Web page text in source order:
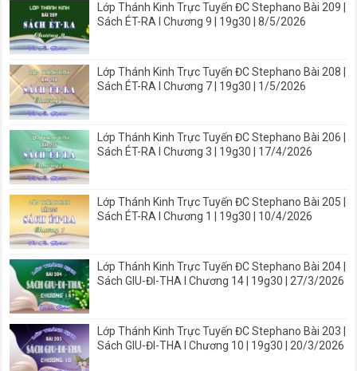
Lớp Thánh Kinh Trực Tuyến ĐC Stephano Bài 209 |
Sách ÉT-RA I Chương 9 | 19g30 | 8/5/2026
Lớp Thánh Kinh Trực Tuyến ĐC Stephano Bài 208 |
Sách ÉT-RA I Chương 7 | 19g30 | 1/5/2026
Lớp Thánh Kinh Trực Tuyến ĐC Stephano Bài 206 |
Sách ÉT-RA I Chương 3 | 19g30 | 17/4/2026
Lớp Thánh Kinh Trực Tuyến ĐC Stephano Bài 205 |
Sách ÉT-RA I Chương 1 | 19g30 | 10/4/2026
Lớp Thánh Kinh Trực Tuyến ĐC Stephano Bài 204 |
Sách GIU-ĐI-THA I Chương 14 | 19g30 | 27/3/2026
Lớp Thánh Kinh Trực Tuyến ĐC Stephano Bài 203 |
Sách GIU-ĐI-THA I Chương 10 | 19g30 | 20/3/2026